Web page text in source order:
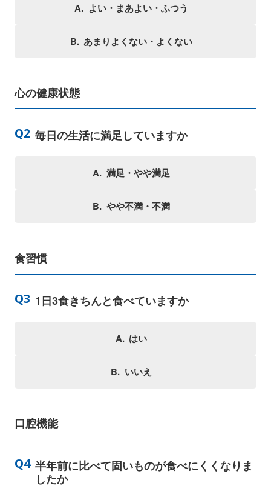
よい・まあよい・ふつう
あまりよくない・よくない
心の健康状態
毎日の生活に満足していますか
満足・やや満足
やや不満・不満
食習慣
1日3食きちんと食べていますか
はい
いいえ
口腔機能
半年前に比べて固いものが食べにくくなりま
したか